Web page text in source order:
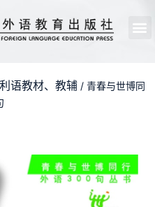
语教材、教辅 / 青春与世博同